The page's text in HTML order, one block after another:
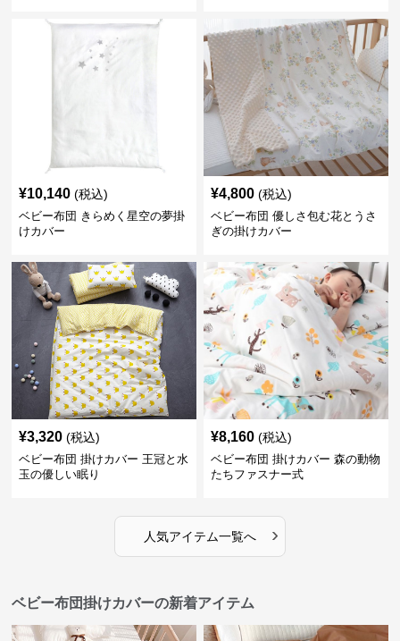
¥10,140 (税込)
ベビー布団 きらめく星空の夢掛
けカバー
¥4,800 (税込)
ベビー布団 優しさ包む花とうさ
ぎの掛けカバー
¥3,320 (税込)
ベビー布団 掛けカバー 王冠と水
玉の優しい眠り
¥8,160 (税込)
ベビー布団 掛けカバー 森の動物
たちファスナー式
人気アイテム一覧へ ›
ベビー布団掛けカバーの新着アイテム